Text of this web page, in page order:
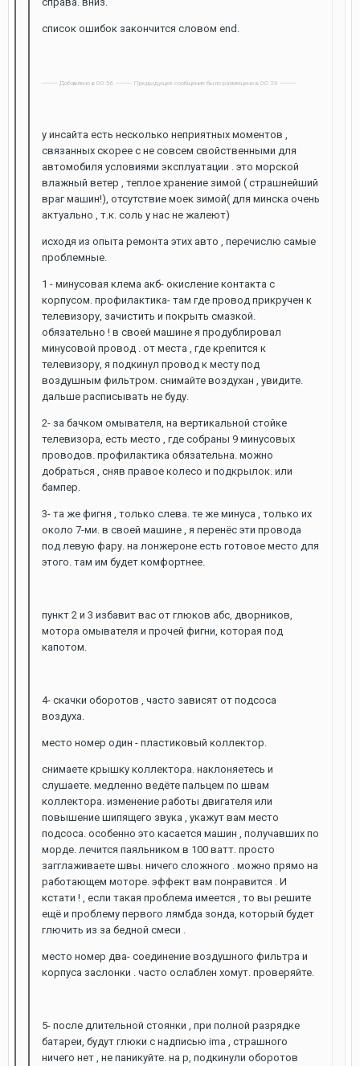
список ошибок закончится словом end.
---------- Добавлено в 00:56 ---------- Предыдущее сообщение было размещено в 00:23 ----------
у инсайта есть несколько неприятных моментов ,
связанных скорее с не совсем свойственными для
автомобиля условиями эксплуатации . это морской
влажный ветер , теплое хранение зимой ( страшнейший
враг машин!), отсутствие моек зимой( для минска очень
актуально , т.к. соль у нас не жалеют)
исходя из опыта ремонта этих авто , перечислю самые
проблемные.
1 - минусовая клема акб- окисление контакта с
корпусом. профилактика- там где провод прикручен к
телевизору, зачистить и покрыть смазкой.
обязательно ! в своей машине я продублировал
минусовой провод . от места , где крепится к
телевизору, я подкинул провод к месту под
воздушным фильтром. снимайте воздухан , увидите.
дальше расписывать не буду.
2- за бачком омывателя, на вертикальной стойке
телевизора, есть место , где собраны 9 минусовых
проводов. профилактика обязательна. можно
добраться , сняв правое колесо и подкрылок. или
бампер.
3- та же фигня , только слева. те же минуса , только их
около 7-ми. в своей машине , я перенёс эти провода
под левую фару. на лонжероне есть готовое место для
этого. там им будет комфортнее.
пункт 2 и 3 избавит вас от глюков абс, дворников,
мотора омывателя и прочей фигни, которая под
капотом.
4- скачки оборотов , часто зависят от подсоса
воздуха.
место номер один - пластиковый коллектор.
снимаете крышку коллектора. наклоняетесь и
слушаете. медленно ведёте пальцем по швам
коллектора. изменение работы двигателя или
повышение шипящего звука , укажут вам место
подсоса. особенно это касается машин , получавших по
морде. лечится паяльником в 100 ватт. просто
загглаживаете швы. ничего сложного . можно прямо на
работающем моторе. эффект вам понравится . И
кстати ! , если такая проблема имеется , то вы решите
ещё и проблему первого лямбда зонда, который будет
глючить из за бедной смеси .
место номер два- соединение воздушного фильтра и
корпуса заслонки . часто ослаблен хомут. проверяйте.
5- после длительной стоянки , при полной разрядке
батареи, будут глюки с надписью ima , страшного
ничего нет , не паникуйте. на р, подкинули оборотов